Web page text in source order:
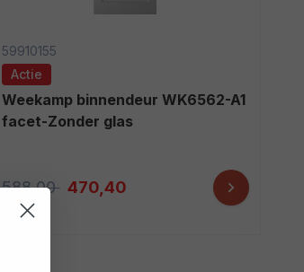
59910155
Actie
Weekamp binnendeur WK6562-A1
facet-Zonder glas
588,00 470,40